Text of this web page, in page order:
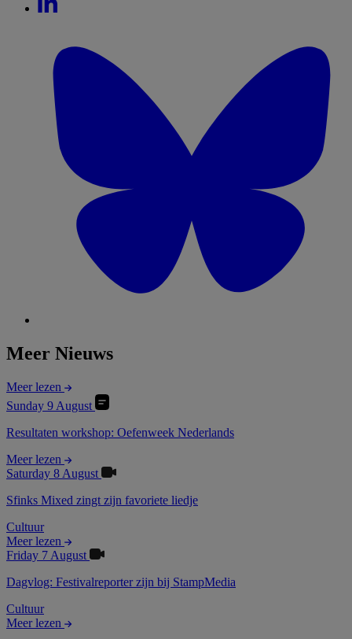
Meer Nieuws
Meer lezen
Sunday 9 August
Resultaten workshop: Oefenweek Nederlands
Meer lezen
Saturday 8 August
Sfinks Mixed zingt zijn favoriete liedje
Cultuur
Meer lezen
Friday 7 August
Dagvlog: Festivalreporter zijn bij StampMedia
Cultuur
Meer lezen